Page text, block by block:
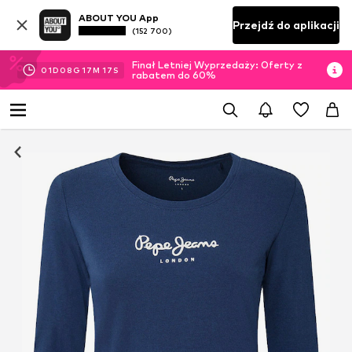
ABOUT YOU App
(152 700) Przejdź do aplikacji
01D 08 G 17M 16 S
Finał Letniej Wyprzedaży: Oferty z
rabatem do 60%